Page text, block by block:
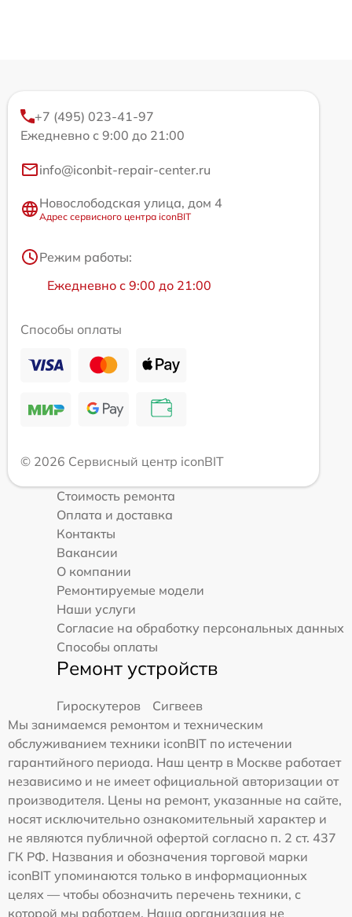
+7 (495) 023-41-97
Ежедневно с 9:00 до 21:00
info@iconbit-repair-center.ru
Новослободская улица, дом 4
Адрес сервисного центра iconBIT
Режим работы:
Ежедневно с 9:00 до 21:00
Способы оплаты
© 2026 Сервисный центр iconBIT
Стоимость ремонта
Оплата и доставка
Контакты
Вакансии
О компании
Ремонтируемые модели
Наши услуги
Согласие на обработку персональных данных
Способы оплаты
Ремонт устройств
Гироскутеров
Сигвеев
Мы занимаемся ремонтом и техническим
обслуживанием техники iconBIT по истечении
гарантийного периода. Наш центр в Москве работает
независимо и не имеет официальной авторизации от
производителя. Цены на ремонт, указанные на сайте,
носят исключительно ознакомительный характер и
не являются публичной офертой согласно п. 2 ст. 437
ГК РФ. Названия и обозначения торговой марки
iconBIT упоминаются только в информационных
целях — чтобы обозначить перечень техники, с
которой мы работаем. Наша организация не